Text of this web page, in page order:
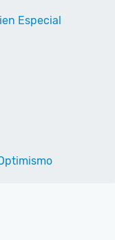
Especial